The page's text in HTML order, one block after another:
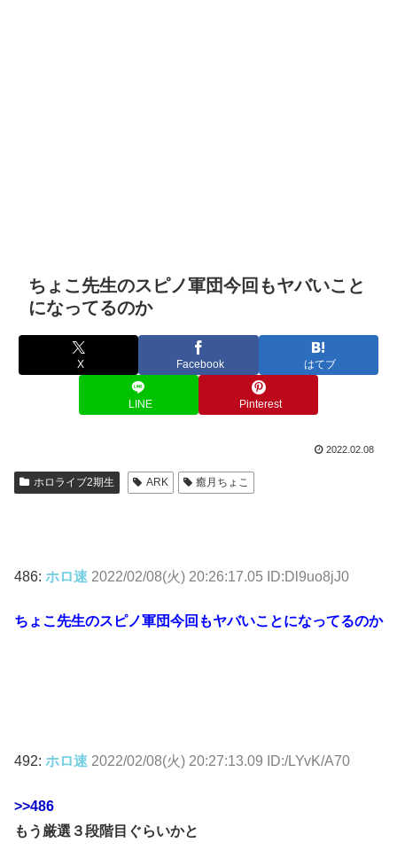
ちょこ先生のスピノ軍団今回もヤバいこと
になってるのか
X Facebook はてブ
LINE Pinterest
2022.02.08
ホロライブ2期生 ARK 癒月ちょこ
486: ホロ速 2022/02/08(火) 20:26:17.05 ID:Dl9uo8jJ0
ちょこ先生のスピノ軍団今回もヤバいことになってるのか
492: ホロ速 2022/02/08(火) 20:27:13.09 ID:/LYvK/A70
>>486
もう厳選３段階目ぐらいかと